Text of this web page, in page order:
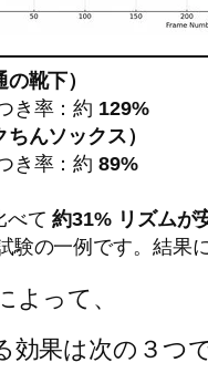
靴下）
き率：約 129%
んソックス）
き率：約89%
べて約31% リズムが
験の一例です。結果
よって、
効果は次の３つで